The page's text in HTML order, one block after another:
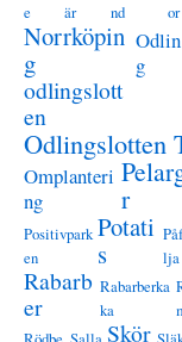
e
är
nd
or
Norrköpin
g
Odlin
g
odlingslott
en
Odlingslotten
Omplanteri
ng
r
Positivpark
en
Potati
s
lja
Rabarb
er
Rabarberka
ka
Skör